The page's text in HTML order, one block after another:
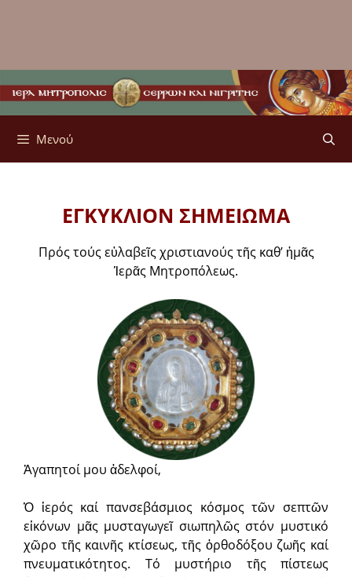
Μενού
ΕΓΚΥΚΛΙΟΝ ΣΗΜΕΙΩΜΑ
Πρός τούς εὐλαβεῖς χριστιανούς τῆς καθ’ ἡμᾶς
Ἱερᾶς Μητροπόλεως.
Ἀγαπητοί μου ἀδελφοί,
Ὁ ἱερός καί πανσεβάσμιος κόσμος τῶν σεπτῶν
εἰκόνων μᾶς μυσταγωγεῖ σιωπηλῶς στόν μυστικό
χῶρο τῆς καινῆς κτίσεως, τῆς ὀρθοδόξου ζωῆς καί
πνευματικότητος. Τό μυστήριο τῆς πίστεως